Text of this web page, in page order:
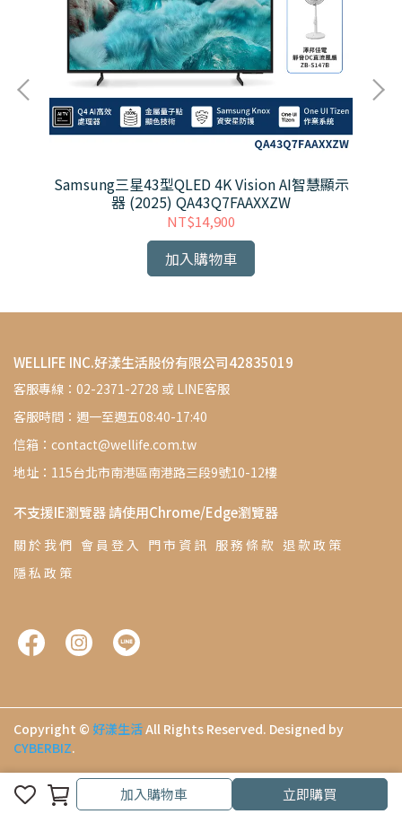
加入購物車
加入購物車 立即購買
Samsung三星43型QLED 4K Vision AI智慧顯示
器 (2025) QA43Q7FAAXXZW
NT$14,900
加入購物車
WELLIFE INC.好漾生活股份有限公司42835019
客服專線：02-2371-2728 或 LINE客服
客服時間：週一至週五08:40-17:40
信箱：contact@wellife.com.tw
地址：115台北市南港區南港路三段9號10-12樓
不支援IE瀏覽器 請使用Chrome/Edge瀏覽器
關 於 我 們 會 員 登 入 門 市 資 訊 服 務 條 款 退 款 政 策
隱 私 政 策
Copyright © 好漾生活All Rights Reserved. Designed by
CYBERBIZ.